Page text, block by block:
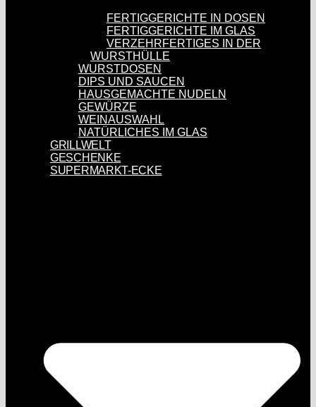
FERTIGGERICHTE IN DOSEN
FERTIGGERICHTE IM GLAS
VERZEHRFERTIGES IN DER
WURSTHÜLLE
WURSTDOSEN
DIPS UND SAUCEN
HAUSGEMACHTE NUDELN
GEWÜRZE
WEINAUSWAHL
NATÜRLICHES IM GLAS
GRILLWELT
GESCHENKE
SUPERMARKT-ECKE